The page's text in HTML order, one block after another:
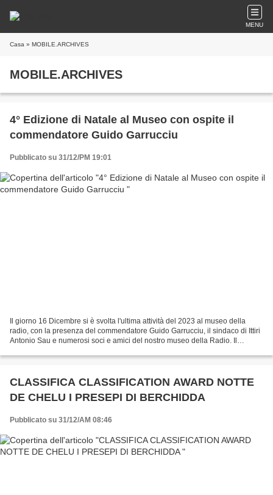
MENU
Casa » MOBILE.ARCHIVES
MOBILE.ARCHIVES
4° Edizione di Natale al Museo con ospite il
commendatore Guido Garrucciu
Pubblicato su 31/12/PM 19:01
Il giorno 16 Dicembre si è svolta l'ultima attività del 2023 al museo della
radio, con la presenza del commendatore Guido Garrucciu, il sindaco di Ittiri
Antonio Sau e numerosi soci e amici del nostro museo della Radio. Il
CLASSIFICA CLASSIFICATION AWARD NOTTE
DE CHELU I PRESEPI DI BERCHIDDA
Pubblicato su 31/12/AM 08:46